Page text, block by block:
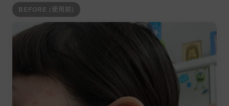
BEFORE (使用前)